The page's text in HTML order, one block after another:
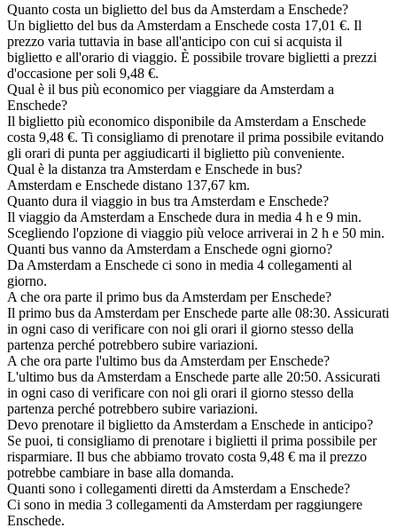
Quanto costa un biglietto del bus da Amsterdam a Enschede?
Un biglietto del bus da Amsterdam a Enschede costa 17,01 €. Il
prezzo varia tuttavia in base all'anticipo con cui si acquista il
biglietto e all'orario di viaggio. È possibile trovare biglietti a prezzi
d'occasione per soli 9,48 €.
Qual è il bus più economico per viaggiare da Amsterdam a
Enschede?
Il biglietto più economico disponibile da Amsterdam a Enschede
costa 9,48 €. Ti consigliamo di prenotare il prima possibile evitando
gli orari di punta per aggiudicarti il biglietto più conveniente.
Qual è la distanza tra Amsterdam e Enschede in bus?
Amsterdam e Enschede distano 137,67 km.
Quanto dura il viaggio in bus tra Amsterdam e Enschede?
Il viaggio da Amsterdam a Enschede dura in media 4 h e 9 min.
Scegliendo l'opzione di viaggio più veloce arriverai in 2 h e 50 min.
Quanti bus vanno da Amsterdam a Enschede ogni giorno?
Da Amsterdam a Enschede ci sono in media 4 collegamenti al
giorno.
A che ora parte il primo bus da Amsterdam per Enschede?
Il primo bus da Amsterdam per Enschede parte alle 08:30. Assicurati
in ogni caso di verificare con noi gli orari il giorno stesso della
partenza perché potrebbero subire variazioni.
A che ora parte l'ultimo bus da Amsterdam per Enschede?
L'ultimo bus da Amsterdam a Enschede parte alle 20:50. Assicurati
in ogni caso di verificare con noi gli orari il giorno stesso della
partenza perché potrebbero subire variazioni.
Devo prenotare il biglietto da Amsterdam a Enschede in anticipo?
Se puoi, ti consigliamo di prenotare i biglietti il prima possibile per
risparmiare. Il bus che abbiamo trovato costa 9,48 € ma il prezzo
potrebbe cambiare in base alla domanda.
Quanti sono i collegamenti diretti da Amsterdam a Enschede?
Ci sono in media 3 collegamenti da Amsterdam per raggiungere
Enschede.